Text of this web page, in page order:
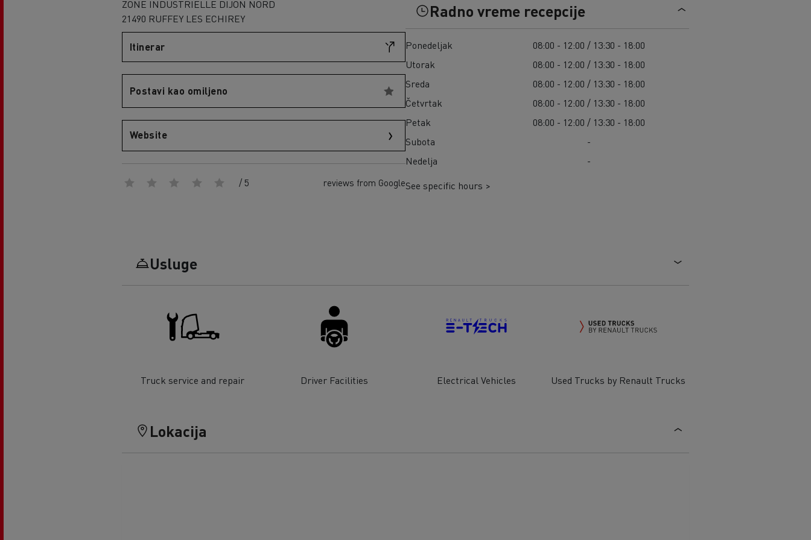
Radovi na održavanju cesta
Oprema za lokalne uprave
Kako da finansirate električni kamion?
Infrastrukture za punjenje
Cena električnih kamiona
Pouzdanost električnih kamiona
Feldschlösschen - Carlsberg
Transport seče u Škotskoj
Zamrznuti obroci u Španiji
ZONE INDUSTRIELLE DIJON NORD
21490 RUFFEY LES ECHIREY
Itinerar
Postavi kao omiljeno
Website
/ 5 reviews from Google
Radno vreme recepcije
Ponedeljak
08:00 - 12:00 / 13:30 - 18:00
Utorak
08:00 - 12:00 / 13:30 - 18:00
Sreda
08:00 - 12:00 / 13:30 - 18:00
Četvrtak
08:00 - 12:00 / 13:30 - 18:00
Petak
08:00 - 12:00 / 13:30 - 18:00
Subota
-
Nedelja
-
See specific hours >
Usluge
Truck service and repair Driver Facilities Electrical Vehicles Used Trucks by Renault Trucks
Lokacija